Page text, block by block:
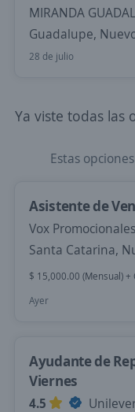
MIRANDA
Guadalupe,
28 de julio
Ya viste todas las
Estas
Asistente de
Vox
Santa Catarina,
$ 15,000.00 (Mensual) +
Ayer
Ayudante de
Viernes
4.5